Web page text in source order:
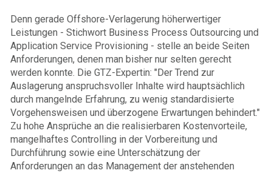
Denn gerade Offshore-Verlagerung höherwertiger
Leistungen - Stichwort Business Process Outsourcing und
Application Service Provisioning - stelle an beide Seiten
Anforderungen, denen man bisher nur selten gerecht
werden konnte. Die GTZ-Expertin: "Der Trend zur
Auslagerung anspruchsvoller Inhalte wird hauptsächlich
durch mangelnde Erfahrung, zu wenig standardisierte
Vorgehensweisen und überzogene Erwartungen behindert."
Zu hohe Ansprüche an die realisierbaren Kostenvorteile,
mangelhaftes Controlling in der Vorbereitung und
Durchführung sowie eine Unterschätzung der
Anforderungen an das Management der anstehenden